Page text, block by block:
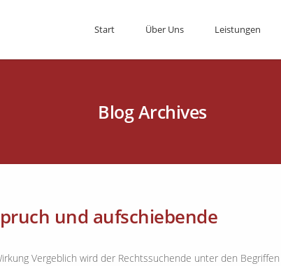
Start Über Uns Leistungen
Blog Archives
und aufschiebende
Vergeblich wird der Rechtssuchende unter den Begriffen